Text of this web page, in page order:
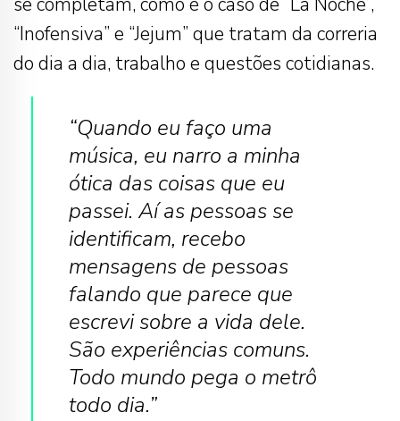
“Inofensiva” e “Jejum” que tratam da correria
do dia a dia, trabalho e questões cotidianas.
“Quando eu faço uma
música, eu narro a minha
ótica das coisas que eu
passei. Aí as pessoas se
identificam, recebo
mensagens de pessoas
falando que parece que
escrevi sobre a vida dele.
São experiências comuns.
Todo mundo pega o metrô
todo dia.”